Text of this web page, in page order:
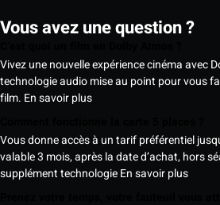
Vous avez une question ?
Vivez une nouvelle expérience cinéma avec
technologie audio mise au point pour vous
film. En savoir plus
Vous donne accès à un tarif préférentiel
valable 3 mois, après la date d’achat, hors
supplément technologieEn savoir plus